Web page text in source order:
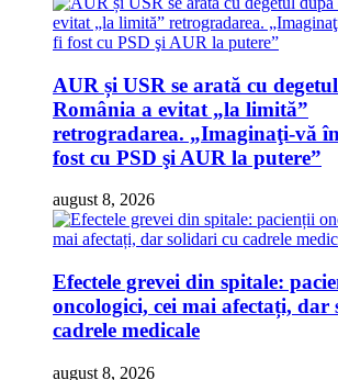
AUR și USR se arată cu
România a evitat „la limită”
retrogradarea. „Imaginaţi-vă
fost cu PSD şi AUR la putere”
august 8, 2026
Efectele grevei din spitale:
oncologici, cei mai afectați, dar
cadrele medicale
august 8, 2026